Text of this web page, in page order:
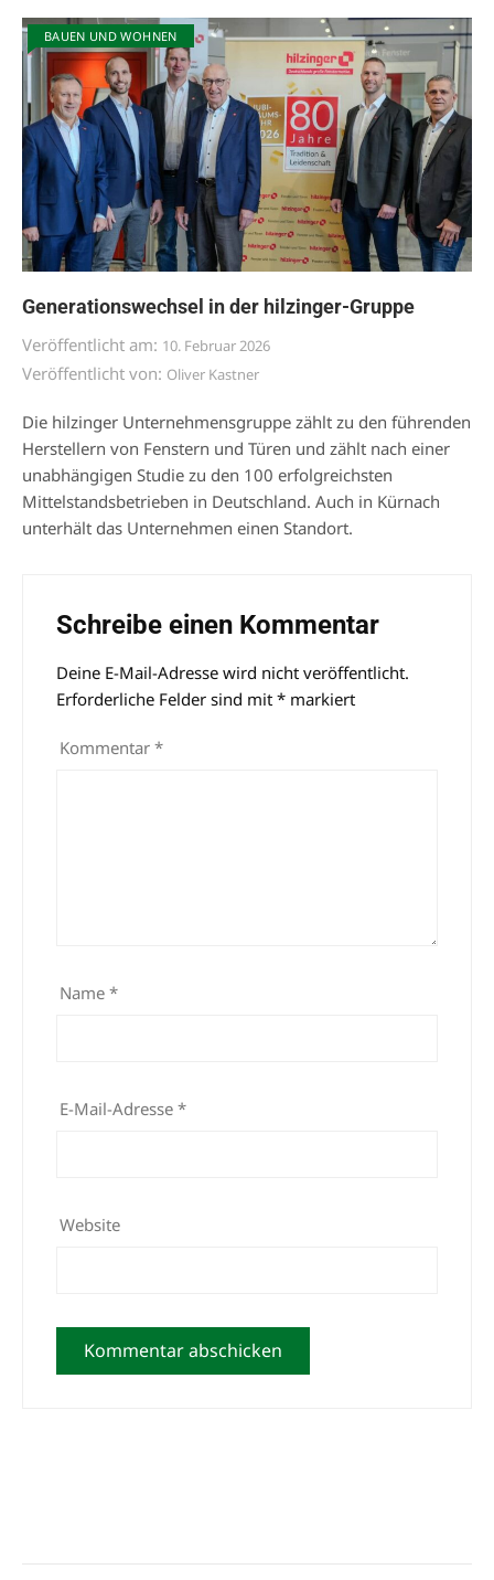
BAUEN UND WOHNEN
Generationswechsel in der hilzinger-Gruppe
Veröffentlicht am: 10. Februar 2026
Veröffentlicht von: Oliver Kastner
Die hilzinger Unternehmensgruppe zählt zu den führenden
Herstellern von Fenstern und Türen und zählt nach einer
unabhängigen Studie zu den 100 erfolgreichsten
Mittelstandsbetrieben in Deutschland. Auch in Kürnach
unterhält das Unternehmen einen Standort.
Schreibe einen Kommentar
Deine E-Mail-Adresse wird nicht veröffentlicht.
Erforderliche Felder sind mit * markiert
Kommentar *
Name *
E-Mail-Adresse *
Website
Alternative: